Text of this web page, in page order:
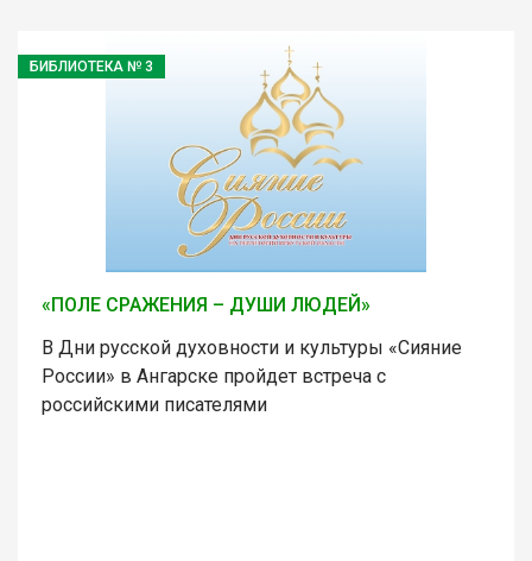
БИБЛИОТЕКА № 3
«ПОЛЕ СРАЖЕНИЯ – ДУШИ ЛЮДЕЙ»
В Дни русской духовности и культуры «Сияние
России» в Ангарске пройдет встреча с
российскими писателями